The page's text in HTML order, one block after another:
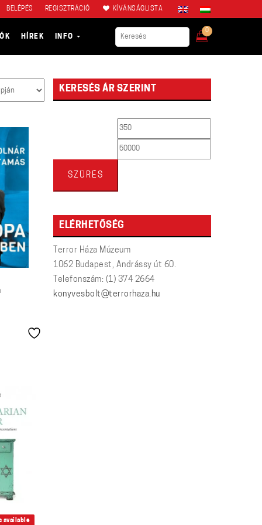
BELÉPÉS REGISZTRÁCIÓ KÍVÁNSÁGLISTA
HÍREK INFO
0
available
KERESÉS ÁR SZERINT
Min
SZŰRÉS
ELÉRHETŐSÉG
Terror Háza Múzeum
1062 Budapest, Andrássy út 60.
Telefonszám: (1) 374 2664
konyvesbolt@terrorhaza.hu